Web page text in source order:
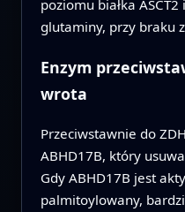
poziomu białka
glutaminy, przy braku
Enzym
wrota
Przeciwstawnie do
ABHD17B, który
Gdy ABHD17B jest
palmitoylowany,